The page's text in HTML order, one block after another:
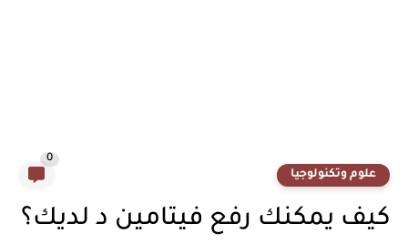
علوم وتكنولوجيا
0
كيف يمكنك رفع فيتامين د لديك؟